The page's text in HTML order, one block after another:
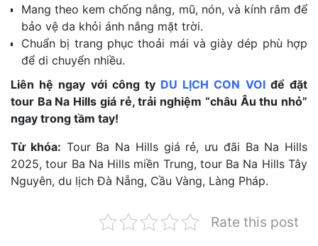
Mang theo kem chống nắng, mũ, nón, và kính râm để
bảo vệ da khỏi ánh nắng mặt trời.
Chuẩn bị trang phục thoải mái và giày dép phù hợp
để di chuyển nhiều.
Liên hệ ngay với công ty DU LỊCH CON VOIđể đặt
tour Ba Na Hills giá rẻ, trải nghiệm “châu Âu thu nhỏ”
ngay trong tầm tay!
Từ khóa: Tour Ba Na Hills giá rẻ, ưu đãi Ba Na Hills
2025, tour Ba Na Hills miền Trung, tour Ba Na Hills Tây
Nguyên, du lịch Đà Nẵng, Cầu Vàng, Làng Pháp.
Rate this post